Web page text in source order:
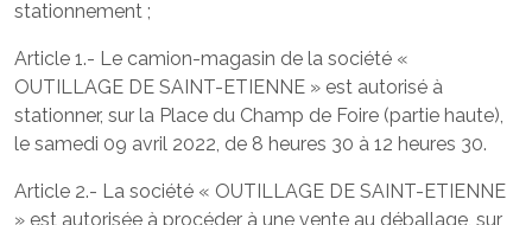
stationnement ;
Article 1.- Le camion-magasin de la société «
OUTILLAGE DE SAINT-ETIENNE » est autorisé à
stationner, sur la Place du Champ de Foire (partie haute),
le samedi 09 avril 2022, de 8 heures 30 à 12 heures 30.
Article 2.- La société « OUTILLAGE DE SAINT-ETIENNE
» est autorisée à procéder à une vente au déballage, sur